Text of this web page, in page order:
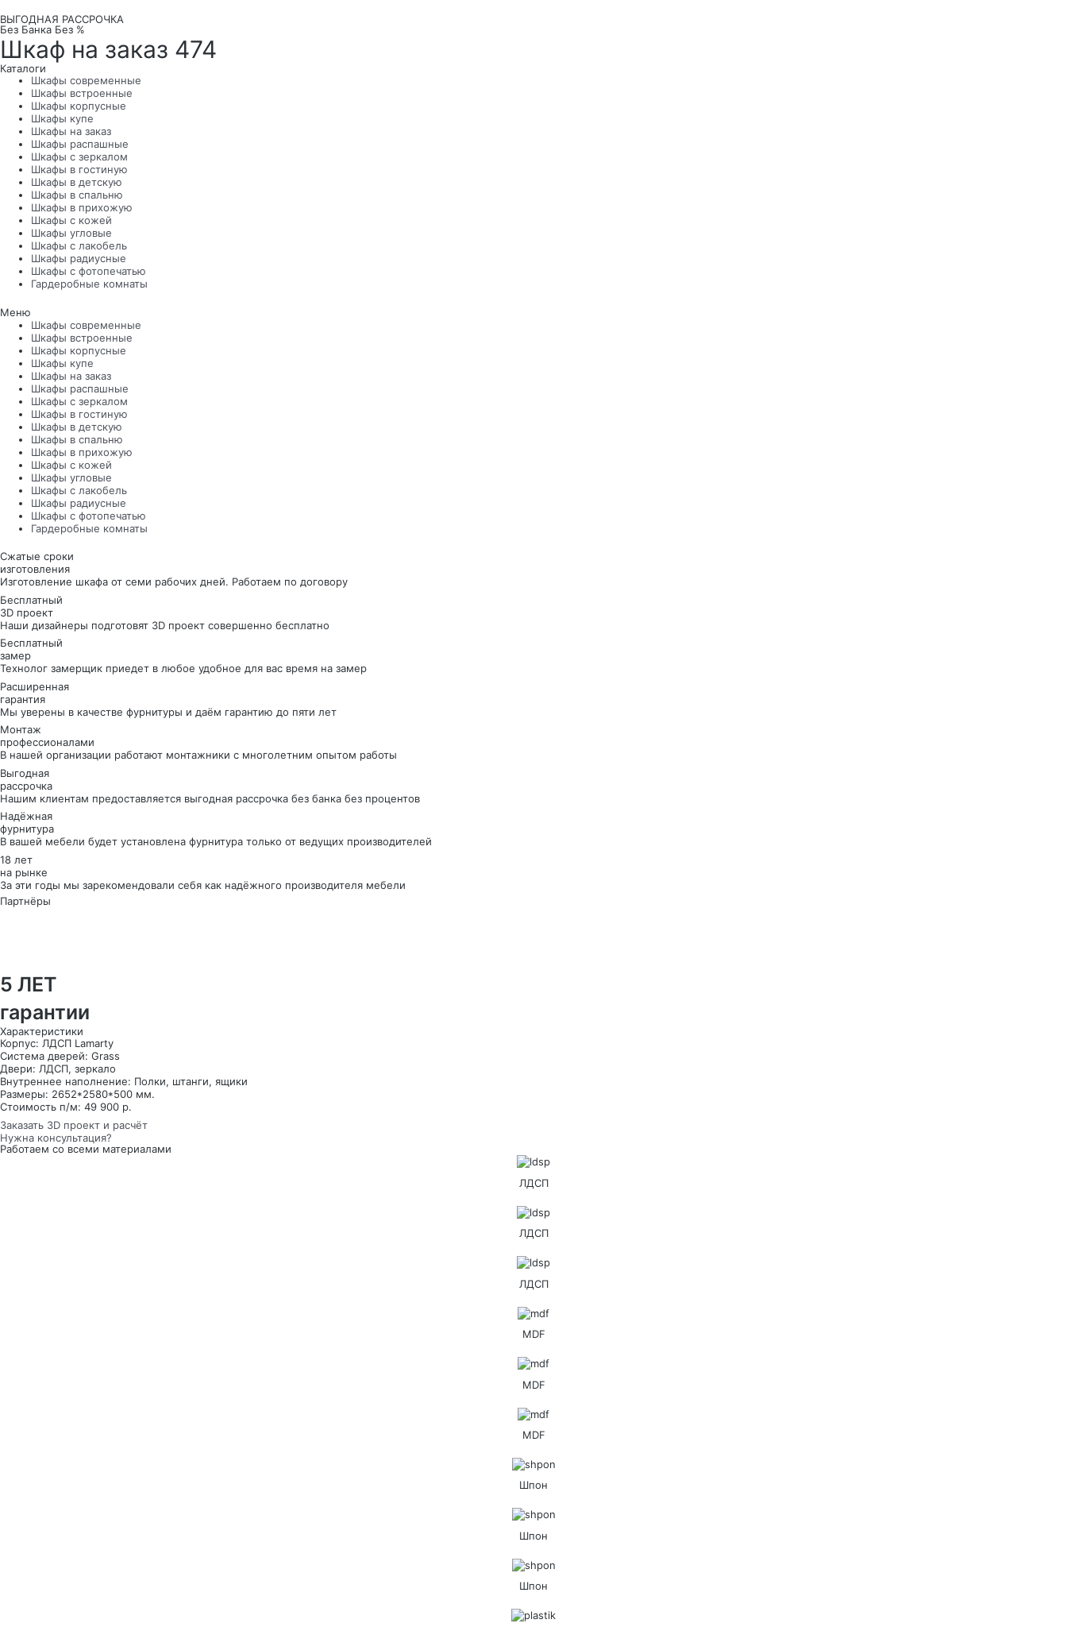
ВЫГОДНАЯ РАССРОЧКА
Без Банка Без %
Шкаф на заказ 474
Каталоги
Шкафы современные
Шкафы встроенные
Шкафы корпусные
Шкафы купе
Шкафы на заказ
Шкафы распашные
Шкафы с зеркалом
Шкафы в гостиную
Шкафы в детскую
Шкафы в спальню
Шкафы в прихожую
Шкафы с кожей
Шкафы угловые
Шкафы с лакобель
Шкафы радиусные
Шкафы с фотопечатью
Гардеробные комнаты
Меню
Шкафы современные
Шкафы встроенные
Шкафы корпусные
Шкафы купе
Шкафы на заказ
Шкафы распашные
Шкафы с зеркалом
Шкафы в гостиную
Шкафы в детскую
Шкафы в спальню
Шкафы в прихожую
Шкафы с кожей
Шкафы угловые
Шкафы с лакобель
Шкафы радиусные
Шкафы с фотопечатью
Гардеробные комнаты
Сжатые сроки
изготовления
Изготовление шкафа от семи рабочих дней. Работаем по договору
Бесплатный
3D проект
Наши дизайнеры подготовят 3D проект совершенно бесплатно
Бесплатный
замер
Технолог замерщик приедет в любое удобное для вас время на замер
Расширенная
гарантия
Мы уверены в качестве фурнитуры и даём гарантию до пяти лет
Монтаж
профессионалами
В нашей организации работают монтажники с многолетним опытом работы
Выгодная
рассрочка
Нашим клиентам предоставляется выгодная рассрочка без банка без процентов
Надёжная
фурнитура
В вашей мебели будет установлена фурнитура только от ведущих производителей
18 лет
на рынке
За эти годы мы зарекомендовали себя как надёжного производителя мебели
Партнёры
5 ЛЕТ
гарантии
Характеристики
Корпус: ЛДСП Lamarty
Система дверей: Grass
Двери: ЛДСП, зеркало
Внутреннее наполнение: Полки, штанги, ящики
Размеры: 2652*2580*500 мм.
Стоимость п/м: 49 900 р.
Заказать 3D проект и расчёт
Нужна консультация?
Работаем со всеми материалами
ЛДСП
ЛДСП
ЛДСП
MDF
MDF
MDF
Шпон
Шпон
Шпон